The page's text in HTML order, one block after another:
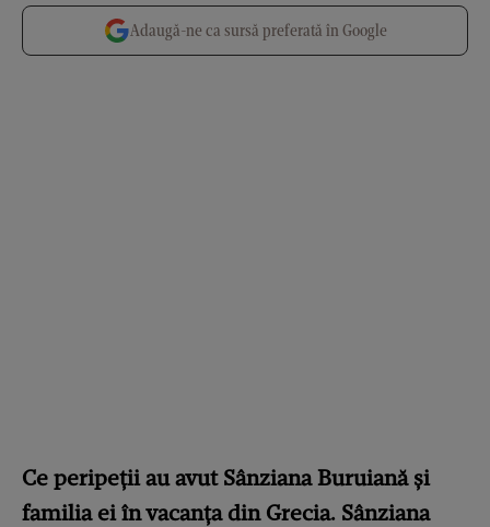
Adaugă-ne ca sursă preferată în Google
Ce peripeții au avut Sânziana Buruiană și
familia ei în vacanța din Grecia. Sânziana